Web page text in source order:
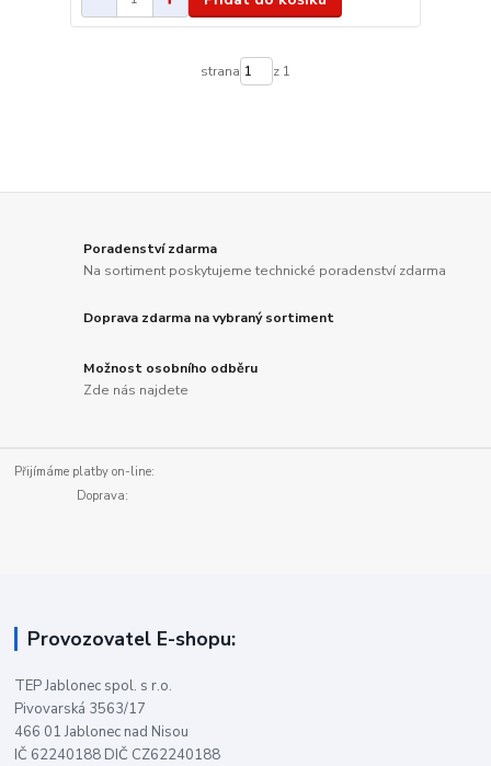
strana z 1
Poradenství zdarma
Na sortiment poskytujeme technické poradenství zdarma
Doprava zdarma na vybraný sortiment
Možnost osobního odběru
Zde nás najdete
Přijímáme platby on-line:
Doprava:
Provozovatel E-shopu:
TEP Jablonec spol. s r.o.
Pivovarská 3563/17
466 01 Jablonec nad Nisou
IČ 62240188 DIČ CZ62240188